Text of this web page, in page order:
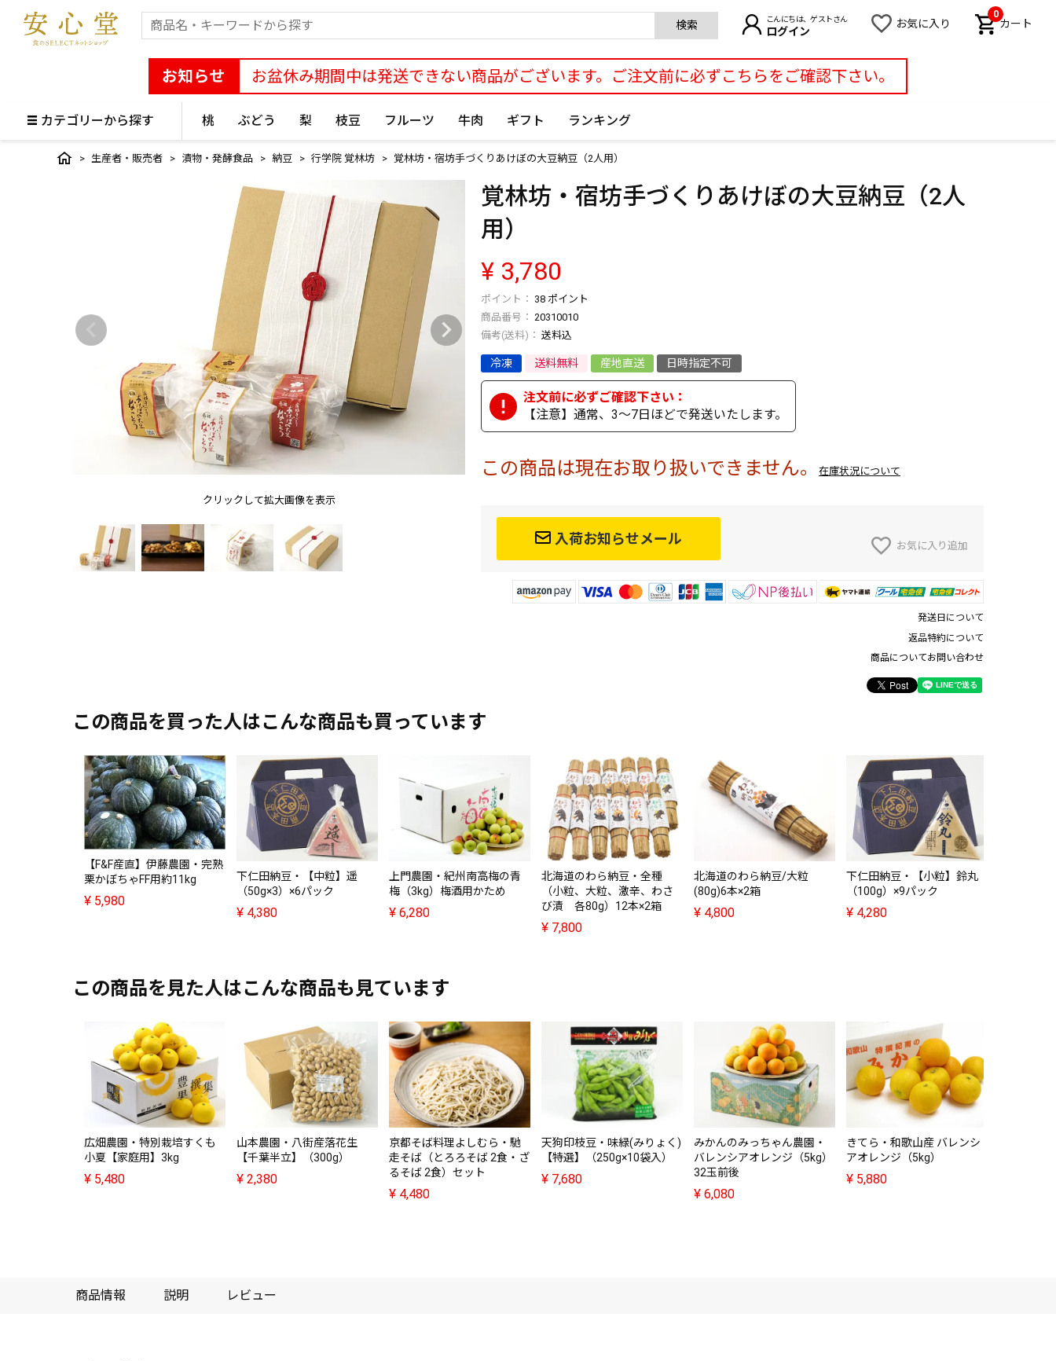
検索 こんにちは、ゲストさん
ログイン
お気に入り カート
0
お知らせ お盆休み期間中は発送できない商品がございます。ご注文前に必ずこちらをご確認下さい。
カテゴリーから探す 桃 ぶどう 梨 枝豆 フルーツ 牛肉 ギフト ランキング
生産者・販売者 漬物・発酵食品 納豆 行学院 覚林坊 覚林坊・宿坊手づくりあけぼの大豆納豆（2人用）
クリックして拡大画像を表示
覚林坊・宿坊手づくりあけぼの大豆納豆（2人
用）
¥ 3,780
38 ポイント
商品番号
20310010
送料込
冷凍 送料無料 産地直送 日時指定不可
【注意】通常、3～7日ほどで発送いたします。
この商品は現在お取り扱いできません。 在庫状況について
お気に入り追加
入荷お知らせメール
発送日について
返品特約について
商品についてお問い合わせ
この商品を買った人はこんな商品も買っています
【F&F産直】伊藤農園・完熟
栗かぼちゃFF用約11kg
¥ 5,980
下仁田納豆・【中粒】遥
（50g×3）×6パック
¥ 4,380
上門農園・紀州南高梅の青
梅（3kg）梅酒用かため
¥ 6,280
北海道のわら納豆・全種
（小粒、大粒、激辛、わさ
び漬 各80g）12本×2箱
¥ 7,800
北海道のわら納豆/大粒
(80g)6本×2箱
¥ 4,800
下仁田納豆・【小粒】鈴丸
（100g）×9パック
¥ 4,280
この商品を見た人はこんな商品も見ています
広畑農園・特別栽培すくも
小夏【家庭用】3kg
¥ 5,480
山本農園・八街産落花生
【千葉半立】（300g）
¥ 2,380
京都そば料理よしむら・馳
走そば（とろろそば 2食・ざ
るそば 2食）セット
¥ 4,480
天狗印枝豆・味緑(みりょく)
【特選】（250g×10袋入）
¥ 7,680
みかんのみっちゃん農園・
バレンシアオレンジ（5kg）
32玉前後
¥ 6,080
きてら・和歌山産 バレンシ
アオレンジ（5kg）
¥ 5,880
商品情報 説明 レビュー